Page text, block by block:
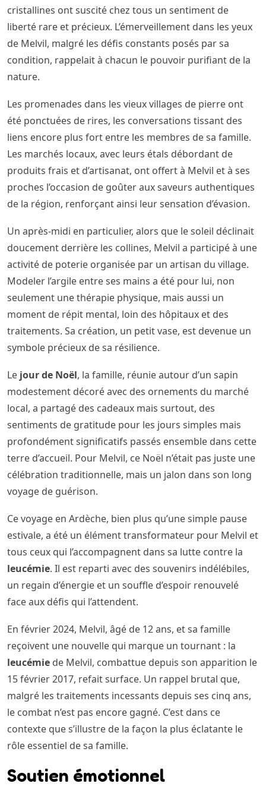
cristallines ont suscité chez tous un sentiment de
liberté rare et précieux. L’émerveillement dans les yeux
de Melvil, malgré les défis constants posés par sa
condition, rappelait à chacun le pouvoir purifiant de la
nature.
Les promenades dans les vieux villages de pierre ont
été ponctuées de rires, les conversations tissant des
liens encore plus fort entre les membres de sa famille.
Les marchés locaux, avec leurs étals débordant de
produits frais et d’artisanat, ont offert à Melvil et à ses
proches l’occasion de goûter aux saveurs authentiques
de la région, renforçant ainsi leur sensation d’évasion.
Un après-midi en particulier, alors que le soleil déclinait
doucement derrière les collines, Melvil a participé à une
activité de poterie organisée par un artisan du village.
Modeler l’argile entre ses mains a été pour lui, non
seulement une thérapie physique, mais aussi un
moment de répit mental, loin des hôpitaux et des
traitements. Sa création, un petit vase, est devenue un
symbole précieux de sa résilience.
Le jour de Noël, la famille, réunie autour d’un sapin
modestement décoré avec des ornements du marché
local, a partagé des cadeaux mais surtout, des
sentiments de gratitude pour les jours simples mais
profondément significatifs passés ensemble dans cette
terre d’accueil. Pour Melvil, ce Noël n’était pas juste une
célébration traditionnelle, mais un jalon dans son long
voyage de guérison.
Ce voyage en Ardèche, bien plus qu’une simple pause
estivale, a été un élément transformateur pour Melvil et
tous ceux qui l’accompagnent dans sa lutte contre la
leucémie. Il est reparti avec des souvenirs indélébiles,
un regain d’énergie et un souffle d’espoir renouvelé
face aux défis qui l’attendent.
En février 2024, Melvil, âgé de 12 ans, et sa famille
reçoivent une nouvelle qui marque un tournant : la
leucémie de Melvil, combattue depuis son apparition le
15 février 2017, refait surface. Un rappel brutal que,
malgré les traitements incessants depuis ses cinq ans,
le combat n’est pas encore gagné. C’est dans ce
contexte que s’illustre de la façon la plus éclatante le
rôle essentiel de sa famille.
Soutien émotionnel